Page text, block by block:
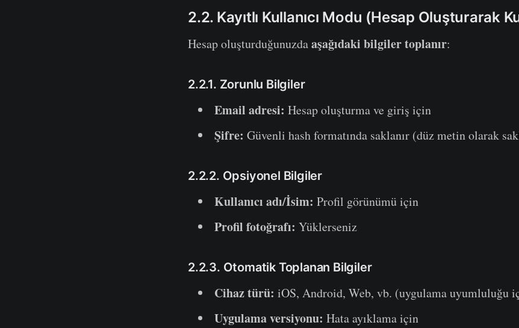
2.2. Kayıtlı Kullanıcı Modu (Hesap Oluşturarak
Hesap oluşturduğunuzdaaşağıdaki bilgiler toplanır:
2.2.1. Zorunlu Bilgiler
Email adresi: Hesap oluşturma ve giriş için
Şifre: Güvenli hash formatında saklanır (düz metin olarak
2.2.2. Opsiyonel Bilgiler
Kullanıcı adı/İsim: Profil görünümü için
Profil fotoğrafı: Yüklerseniz
2.2.3. Otomatik Toplanan Bilgiler
Cihaz türü: iOS, Android, Web, vb. (uygulama uyumluluğu
Uygulama versiyonu: Hata ayıklama için